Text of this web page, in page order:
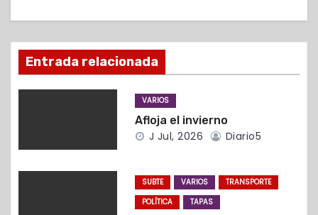
ó
n
d
n
Entrada relacionada
VARIOS
Afloja el invierno
J Jul, 2026 Diario5
SUBTE VARIOS
TRANSPORTE
POLÍTICA
TAPAS